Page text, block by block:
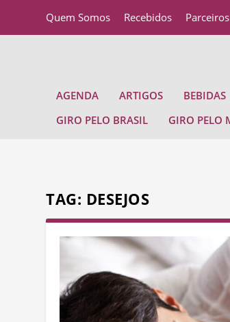
Quem Somos Recebidos Parceiros
AGENDA ARTIGOS BEBIDAS
GIRO PELO BRASIL
GIRO PELO
TAG: DESEJOS